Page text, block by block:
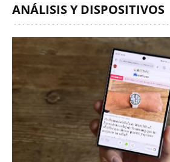
ANÁLISIS Y DISPOSITIVOS